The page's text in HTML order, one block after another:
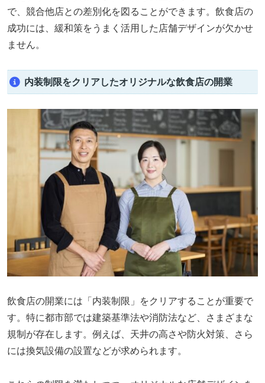
で、競合他店との差別化を図ることができます。飲食店の
成功には、緩和策をうまく活用した店舗デザインが欠かせ
ません。
内装制限をクリアしたオリジナルな飲食店の開業
飲食店の開業には「内装制限」をクリアすることが重要で
す。特に都市部では建築基準法や消防法など、さまざまな
規制が存在します。例えば、天井の高さや防火対策、さら
には換気設備の設置などが求められます。